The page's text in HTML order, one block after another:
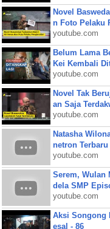
Novel
n Foto Pelaku
youtube.com
Belum Lama
Kei Kembali
youtube.com
Novel Tak
an Saja
youtube.com
Natasha
netron Terbaru
youtube.com
Serem, Wulan
dela SMP
youtube.com
Aksi Songong
esal - 86